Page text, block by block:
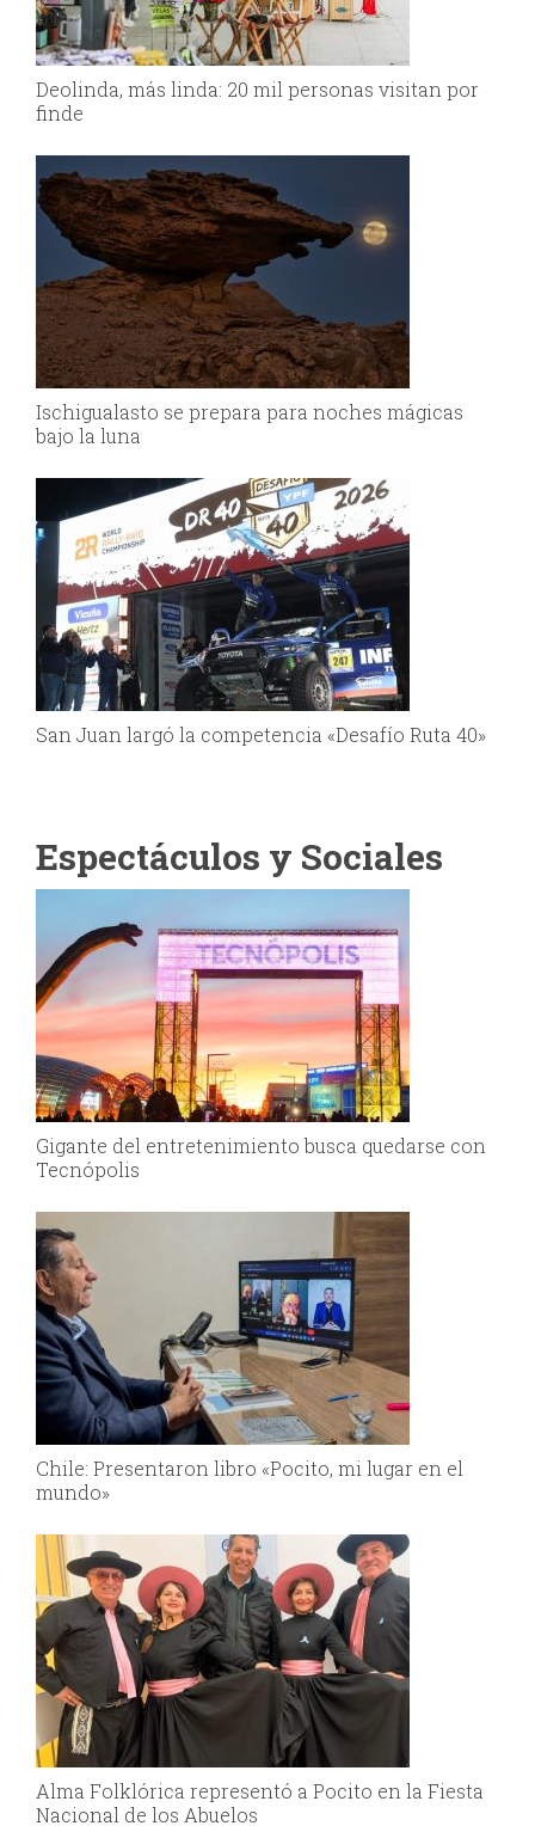
Deolinda, más linda: 20 mil personas visitan por
finde
Ischigualasto se prepara para noches mágicas
bajo la luna
San Juan largó la competencia «Desafío Ruta 40»
Espectáculos y Sociales
Gigante del entretenimiento busca quedarse con
Tecnópolis
Chile: Presentaron libro «Pocito, mi lugar en el
mundo»
Alma Folklórica representó a Pocito en la Fiesta
Nacional de los Abuelos